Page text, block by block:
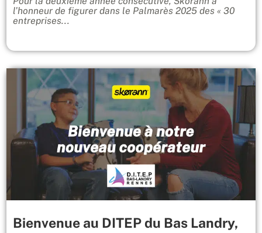
l’honneur de figurer dans le Palmarès 2025 des « 30
entreprises...
Bienvenue au DITEP du Bas Landry,